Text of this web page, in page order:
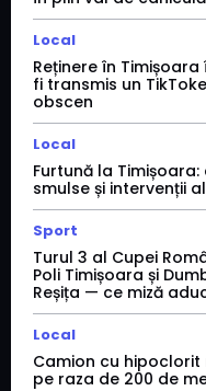
Local
Reținere în
fi transmis un
obscen
Local
Furtună la
smulse și intervenții
Sport
Turul 3 al Cupei
Poli Timișoara și
Reșița — ce miză
Local
Camion cu
pe raza de 200 de